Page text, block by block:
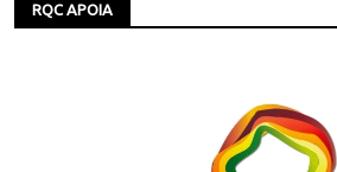
RQC APOIA